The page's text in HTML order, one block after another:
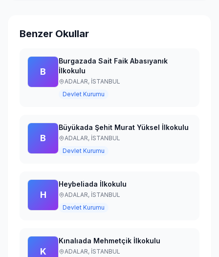
Benzer Okullar
B
Burgazada Sait Faik Abasıyanık
İlkokulu
ADALAR, İSTANBUL
Devlet Kurumu
B
Büyükada Şehit Murat Yüksel İlkokulu
ADALAR, İSTANBUL
Devlet Kurumu
H
Heybeliada İlkokulu
ADALAR, İSTANBUL
Devlet Kurumu
K
Kınalıada Mehmetçik İlkokulu
ADALAR, İSTANBUL